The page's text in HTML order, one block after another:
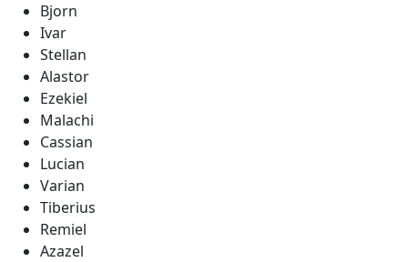
Bjorn
Ivar
Stellan
Alastor
Ezekiel
Malachi
Cassian
Lucian
Varian
Tiberius
Remiel
Azazel